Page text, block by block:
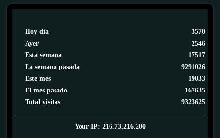
Hoy día
Ayer
Esta semana
La semana pasada
Este mes
El mes pasado
Total visitas
3570
2546
17517
9291026
19033
167635
9323625
Your IP: 216.73.216.200